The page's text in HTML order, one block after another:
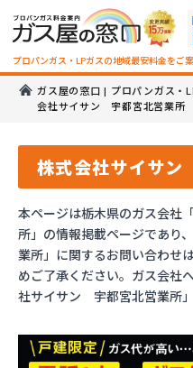
プロパンガス・LPガスの地域最安料金をご
ガス屋の窓口 | プロパンガス・
会社サイサン 宇都宮北営業所
株式会社サイサ
本ページは栃木県のガス会
所」の情報掲載ページであり
業所」に関するお問い合わせ
めご了承ください。ガス会社
社サイサン 宇都宮北営業所」